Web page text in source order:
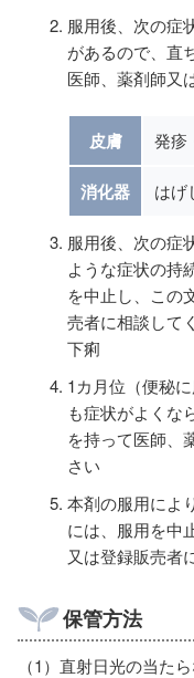
服用後、次の症
があるので、直
医師、薬剤師又
皮膚 発疹
消化器 はげ
服用後、次の症
ような症状の持
を中止し、この
売者に相談して
下痢
1カ月位（便秘
も症状がよくな
を持って医師、
さい
本剤の服用によ
には、服用を中
又は登録販売者
保管方法
（1）直射日光の当た